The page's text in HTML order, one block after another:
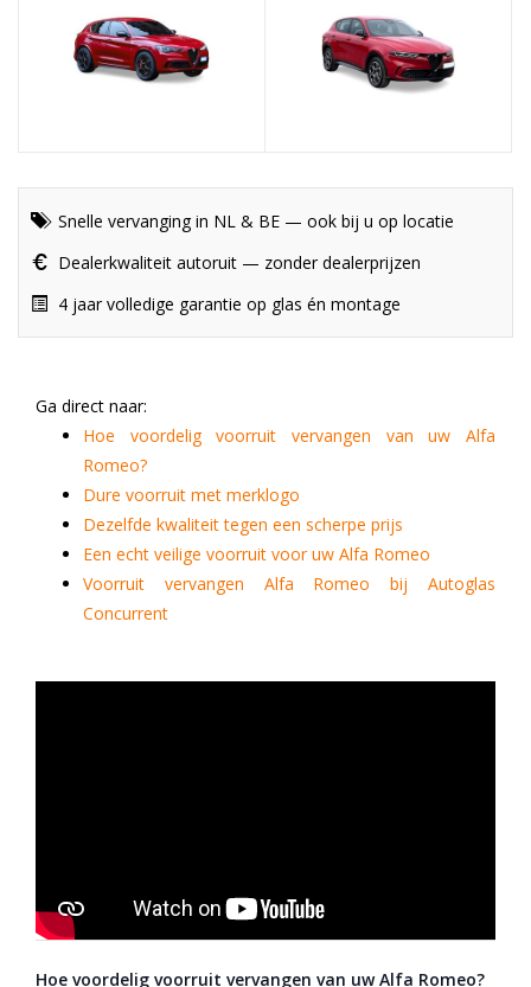
Snelle vervanging in NL & BE — ook bij u op locatie
Dealerkwaliteit autoruit — zonder dealerprijzen
4 jaar volledige garantie op glas én montage
Ga direct naar:
Hoe voordelig voorruit vervangen van uw Alfa
Romeo?
Dure voorruit met merklogo
Dezelfde kwaliteit tegen een scherpe prijs
Een echt veilige voorruit voor uw Alfa Romeo
Voorruit vervangen Alfa Romeo bij Autoglas
Concurrent
Hoe voordelig voorruit vervangen van uw Alfa Romeo?